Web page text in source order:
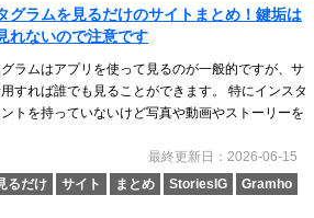
グラムを見るだけのサイトまとめ！鍵垢は
れないので注意です
ラムはアプリを使って見るのが一般的ですが、サ
すれば誰でも見ることができます。 特にインスタ
トを持っていないけど写真や動画やストーリーを
最終更新日：2026-06-15
るだけ
サイト まとめ StoriesIG Gramho